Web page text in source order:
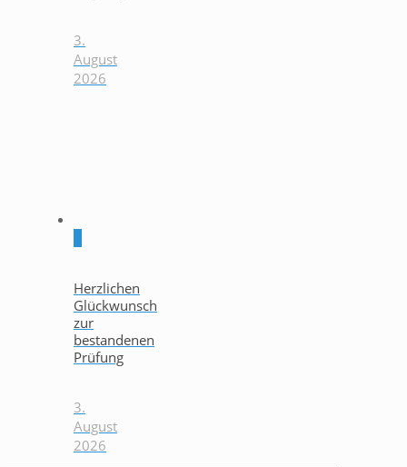
3.
August
2026
Herzlichen
Glückwunsch
zur
bestandenen
Prüfung
3.
August
2026